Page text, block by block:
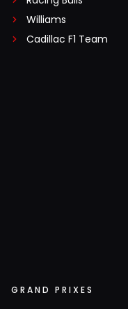
Williams
Cadillac F1 Team
GRAND PRIXES